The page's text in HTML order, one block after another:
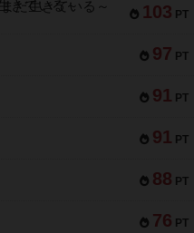
103 PT
だ生きている～
97 PT
91 PT
91 PT
88 PT
76 PT